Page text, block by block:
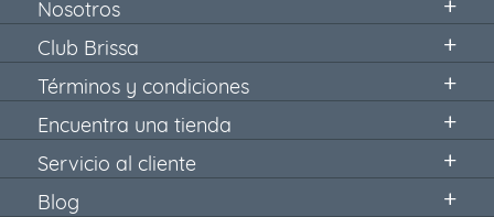
Nosotros
Club Brissa
Términos y condiciones
Encuentra una tienda
Servicio al cliente
Blog